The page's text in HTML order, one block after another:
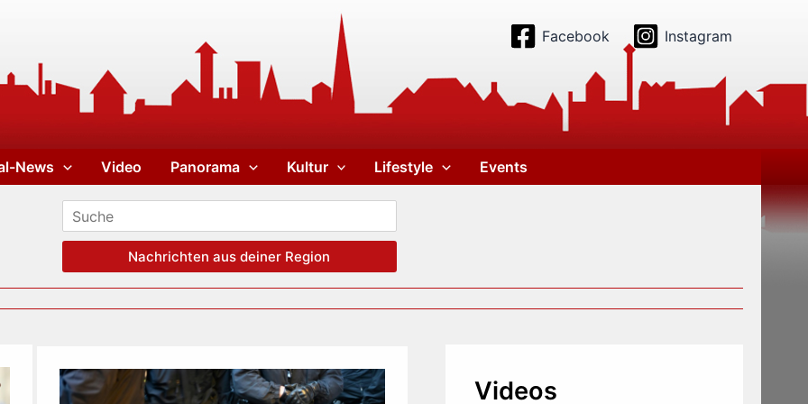
Facebook Instagram
News Video Panorama Kultur Lifestyle Events
Nachrichten aus deiner Region
Videos